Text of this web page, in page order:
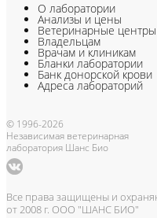
О лаборатории
Анализы и цены
Ветеринарные центры
Владельцам
Врачам и клиникам
Бланки лаборатории
Банк донорской крови
Адреса лабораторий
© 1996-2026
Независимая ветеринарная
лаборатория Шанс Био
Все права защищены и
от 2008 г. ООО "ШАНС БИО"